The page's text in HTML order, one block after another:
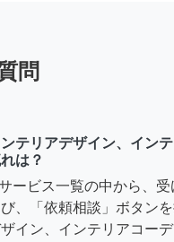
問
テリアデザイン、イン
は？
ービス一覧の中から、
、「依頼相談」ボタン
イン、インテリアコー